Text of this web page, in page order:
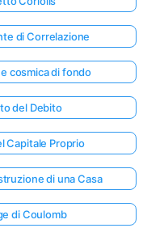
di Correlazione
cosmica di fondo
del Debito
Capitale Proprio
di una Casa
di Coulomb